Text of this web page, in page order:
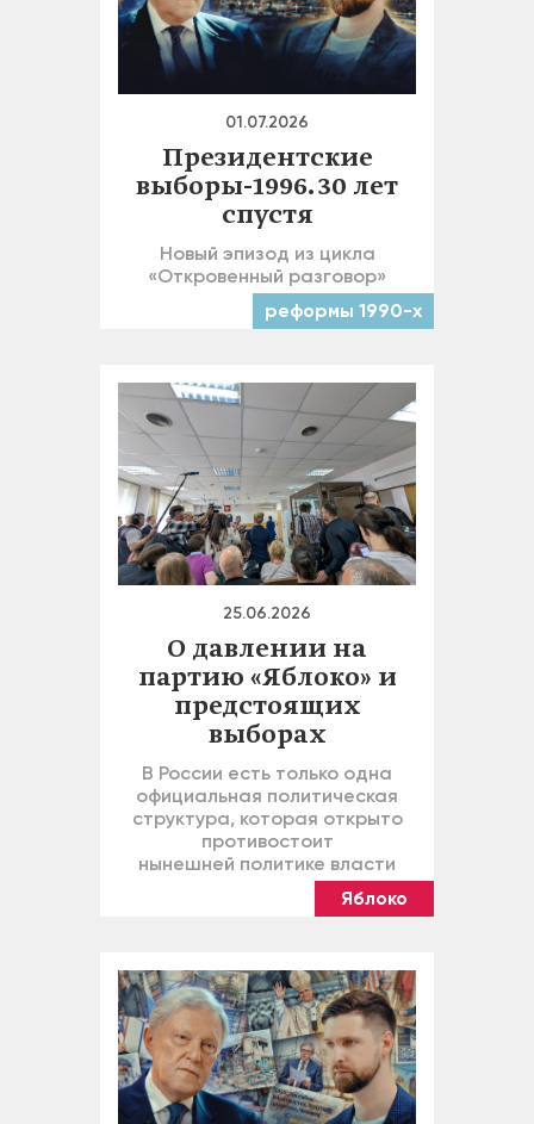
01.07.2026
Президентские
выборы-1996. 30 лет
спустя
Новый эпизод из цикла
«Откровенный разговор»
реформы 1990-х
25.06.2026
О давлении на
партию «Яблоко» и
предстоящих
выборах
В России есть только одна
официальная политическая
структура, которая открыто
противостоит
нынешней политике власти
Яблоко